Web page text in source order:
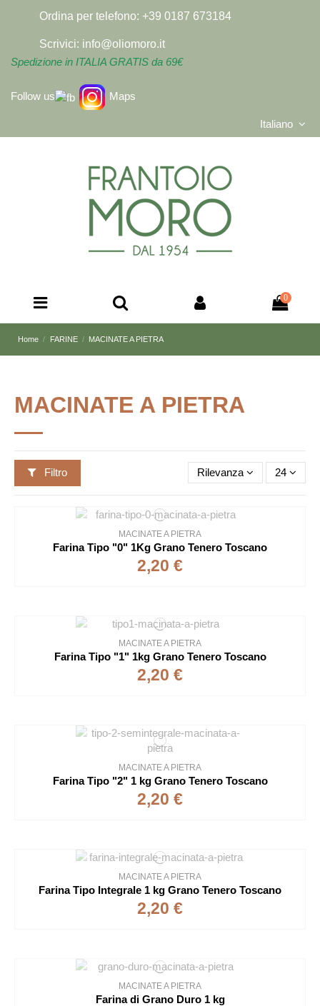
Ordina per telefono: +39 0187 673184
Scrivici: info@oliomoro.it
Spedizione in ITALIA GRATIS da 69€
Follow us Maps
Italiano
0
Home FARINE MACINATE A PIETRA
MACINATE A PIETRA
Filtro Rilevanza 24
MACINATE A PIETRA
Farina Tipo "0" 1Kg Grano Tenero Toscano
2,20 €
MACINATE A PIETRA
Farina Tipo "1" 1kg Grano Tenero Toscano
2,20 €
MACINATE A PIETRA
Farina Tipo "2" 1 kg Grano Tenero Toscano
2,20 €
MACINATE A PIETRA
Farina Tipo Integrale 1 kg Grano Tenero Toscano
2,20 €
MACINATE A PIETRA
Farina di Grano Duro 1 kg